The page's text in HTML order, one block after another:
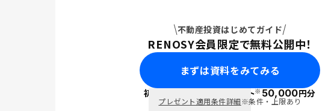
不動産投資はじめてガイド
RENOSY会員限定で無料公開中！
まずは資料をみてみる
初回面談で ポイント※50,000円分
プレゼント適用条件詳細※条件・上限あり